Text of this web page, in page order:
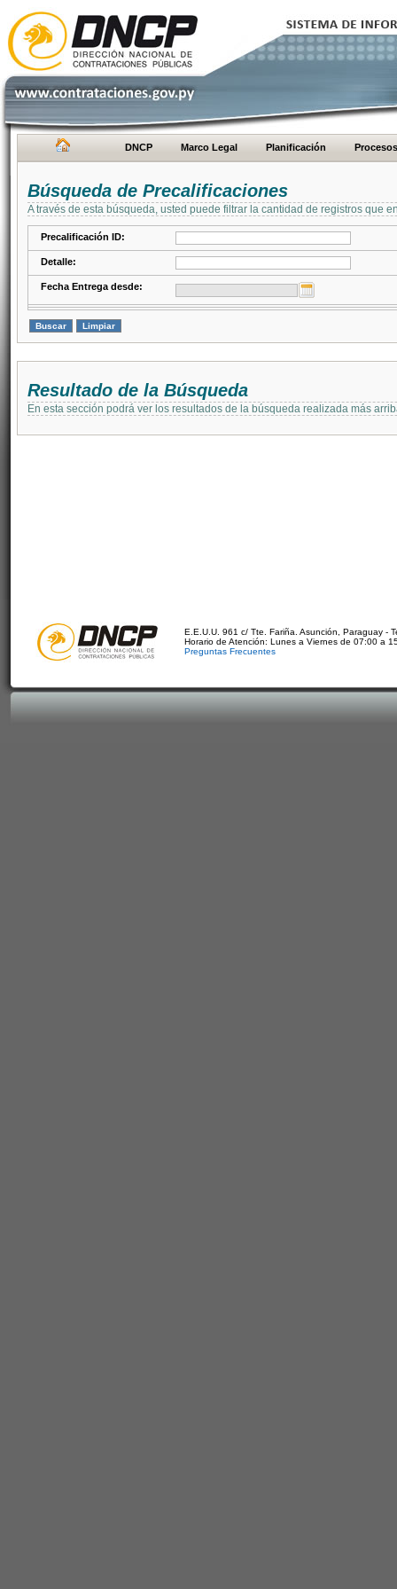
DNCP Marco Legal Planificación Procesos
Búsqueda de Precalificaciones
A través de esta búsqueda, usted puede filtrar la cantidad de registros que
Precalificación ID:
Detalle:
Fecha Entrega desde:
Resultado de la Búsqueda
En esta sección podrá ver los resultados de la búsqueda realizada más
E.E.U.U. 961 c/ Tte. Fariña. Asunción, Paraguay -
Horario de Atención: Lunes a Viernes de 07:00 a
Preguntas Frecuentes